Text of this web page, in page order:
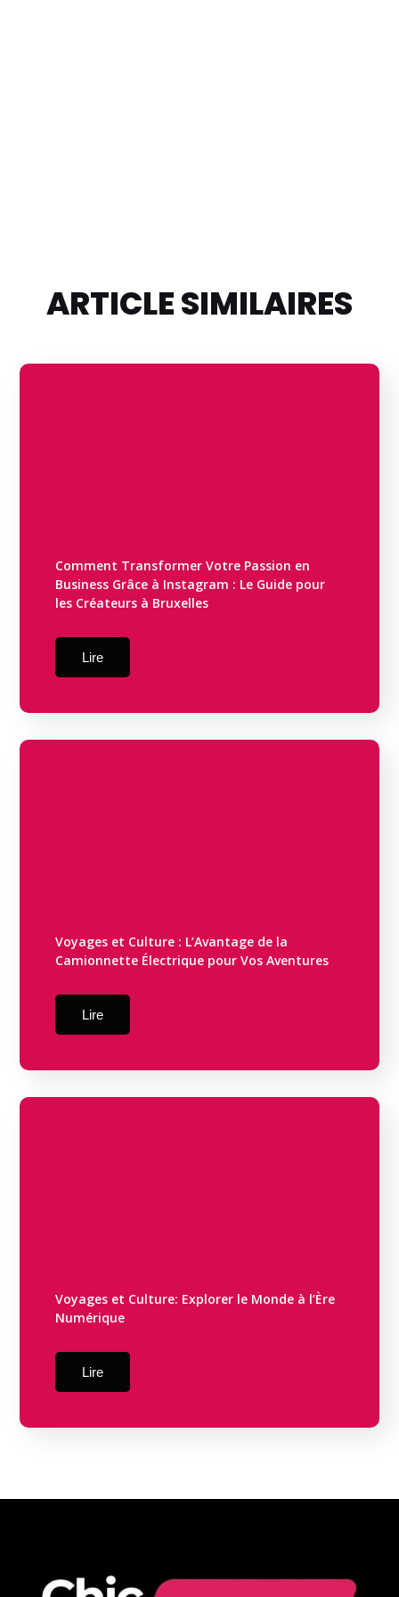
ARTICLE SIMILAIRES
Comment Transformer Votre Passion en
Business Grâce à Instagram : Le Guide pour
les Créateurs à Bruxelles
Lire
Voyages et Culture : L’Avantage de la
Camionnette Électrique pour Vos Aventures
Lire
Voyages et Culture: Explorer le Monde à l’Ère
Numérique
Lire